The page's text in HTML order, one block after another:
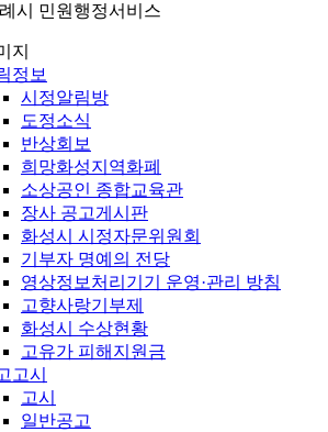
시 민원행정서비스
정보
시정알림방
도정소식
반상회보
희망화성지역화폐
소상공인 종합교육관
장사 공고게시판
화성시 시정자문위원회
기부자 명예의 전당
영상정보처리기기 운영·관리 방침
고향사랑기부제
화성시 수상현황
고유가 피해지원금
고시
고시
일반공고